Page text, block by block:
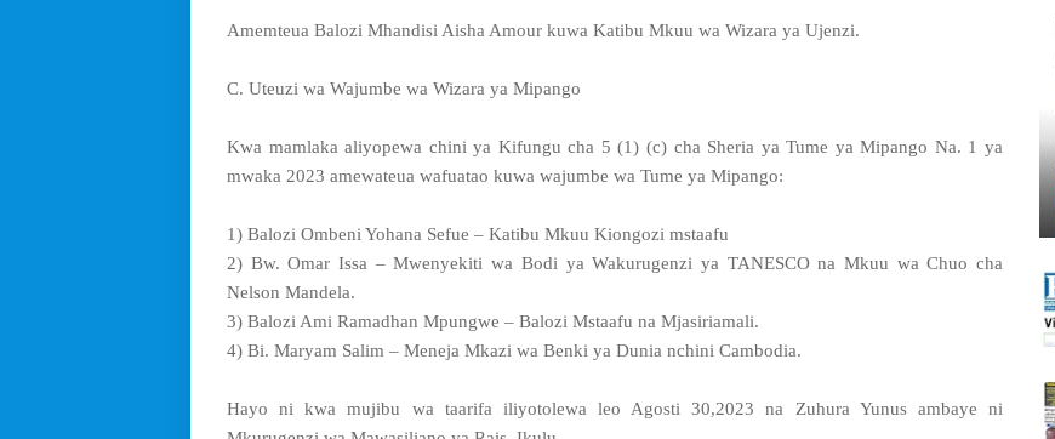
Amemteua Balozi Mhandisi Aisha Amour kuwa Katibu Mkuu wa Wizara ya Ujenzi.
C. Uteuzi wa Wajumbe wa Wizara ya Mipango
Kwa mamlaka aliyopewa chini ya Kifungu cha 5 (1) (c) cha Sheria ya Tume ya Mipango Na. 1 ya
mwaka 2023 amewateua wafuatao kuwa wajumbe wa Tume ya Mipango:
1) Balozi Ombeni Yohana Sefue – Katibu Mkuu Kiongozi mstaafu
2) Bw. Omar Issa – Mwenyekiti wa Bodi ya Wakurugenzi ya TANESCO na Mkuu wa Chuo cha
Nelson Mandela.
3) Balozi Ami Ramadhan Mpungwe – Balozi Mstaafu na Mjasiriamali.
4) Bi. Maryam Salim – Meneja Mkazi wa Benki ya Dunia nchini Cambodia.
Hayo ni kwa mujibu wa taarifa iliyotolewa leo Agosti 30,2023 na Zuhura Yunus ambaye ni